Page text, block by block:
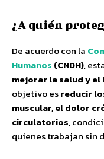
¿A quién
De acuerdo con la
Humanos (CNDH),
mejorar la salud y
objetivo esreducir
muscular, el dolor
circulatorios,
quienes trabajan sin